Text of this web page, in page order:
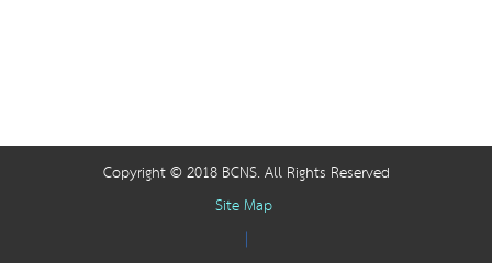
Copyright © 2018 BCNS. All Rights Reserved
Site Map
|